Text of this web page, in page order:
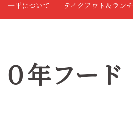
一平について テイクアウト＆ランチ
年フード